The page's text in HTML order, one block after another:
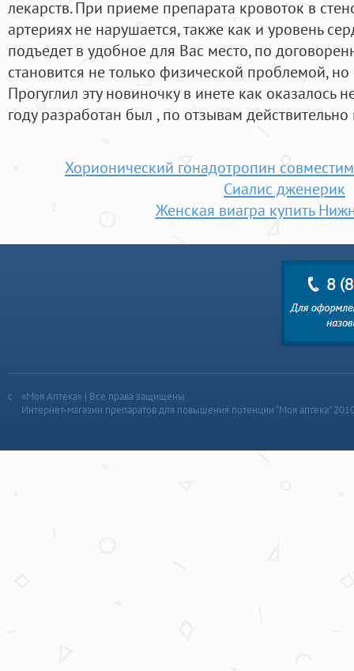
лекарств. При приеме препарата кровоток в
артериях не нарушается, также как и уровень
подъедет в удобное для Вас место, по
становится не только физической проблемой, но
Прогуглил эту новиночку в инете как оказалось
году разработан был , по отзывам
Хорионический гонадотропин
Сиалис дженерик
Женская виагра купить
«Моя Аптека» | Все права защищены
Интернет-магазин препаратов для повышения потенции “Моя аптека”